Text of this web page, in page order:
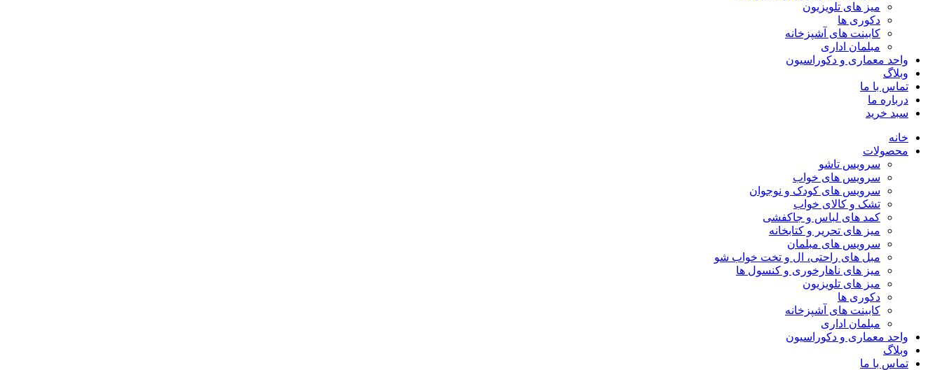
میز های تلویزیون
دکوری ها
کابینت های آشپزخانه
مبلمان اداری
واحد معماری و دکوراسیون
وبلاگ
تماس با ما
درباره ما
سبد خرید
خانه
محصولات
سرویس تاشو
سرویس های خواب
سرویس های کودک و نوجوان
تشک و کالای خواب
کمد های لباس و جاکفشی
میز های تحریر و کتابخانه
سرویس های مبلمان
مبل های راحتی، ال و تخت خواب شو
میز های ناهارخوری و کنسول ها
میز های تلویزیون
دکوری ها
کابینت های آشپزخانه
مبلمان اداری
واحد معماری و دکوراسیون
وبلاگ
تماس با ما